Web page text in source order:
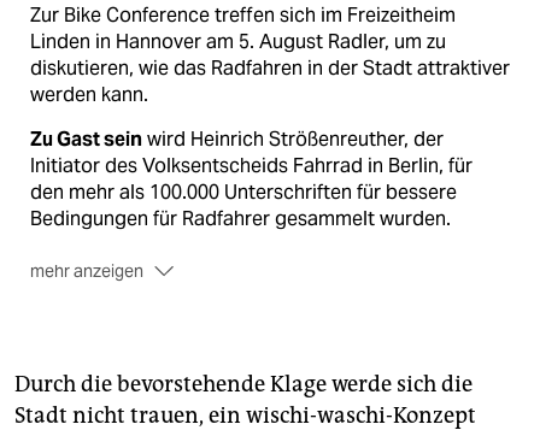
Zur Bike Conference treffen sich im Freizeitheim
Linden in Hannover am 5. August Radler, um zu
diskutieren, wie das Radfahren in der Stadt attraktiver
werden kann.
Zu Gast seinwird Heinrich Strößenreuther, der
Initiator des Volksentscheids Fahrrad in Berlin, für
den mehr als 100.000 Unterschriften für bessere
Bedingungen für Radfahrer gesammelt wurden.
mehr anzeigen
Anmeldungund Infos: www.bike-conference.org
Durch die bevorstehende Klage werde sich die
Stadt nicht trauen, ein wischi-waschi-Konzept